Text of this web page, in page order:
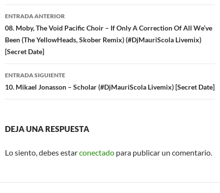
Navegación
de
entradas
ENTRADA ANTERIOR
08. Moby, The Void Pacific Choir – If Only A Correction Of All We’ve
Been (The YellowHeads, Skober Remix) (#DjMauriScola Livemix)
[Secret Date]
ENTRADA SIGUIENTE
10. Mikael Jonasson – Scholar (#DjMauriScola Livemix) [Secret Date]
DEJA UNA RESPUESTA
Lo siento, debes estarconectado para publicar un comentario.